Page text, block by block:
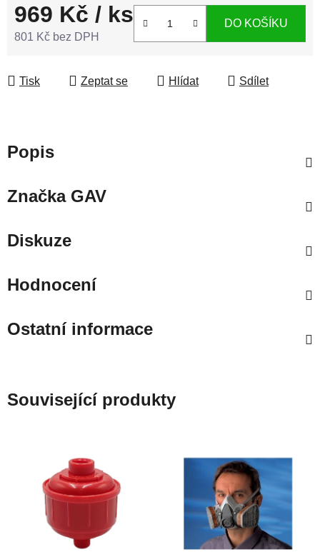
969 Kč / ks
801 Kč bez DPH
DO KOŠÍKU
Tisk Zeptat se Hlídat Sdílet
Popis
ZnačkaGAV
Diskuze
Hodnocení
Ostatní informace
Související produkty